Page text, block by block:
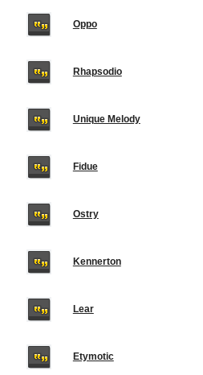
Oppo
Rhapsodio
Unique Melody
Fidue
Ostry
Kennerton
Lear
Etymotic